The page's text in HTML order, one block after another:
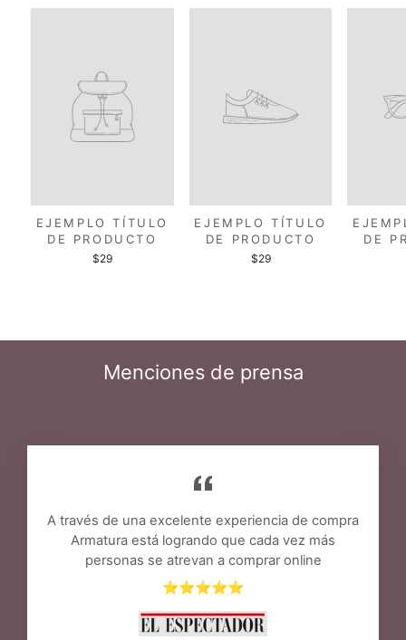
EJEMPLO TÍTULO
DE PRODUCTO
$29
EJEMPLO TÍTULO
DE PRODUCTO
$29
DE
Menciones de prensa
A través de una excelente experiencia de compra
Armatura está logrando que cada vez más
personas se atrevan a comprar online
⭐⭐⭐⭐⭐